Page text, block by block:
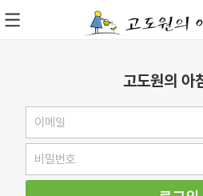
고도원의 아